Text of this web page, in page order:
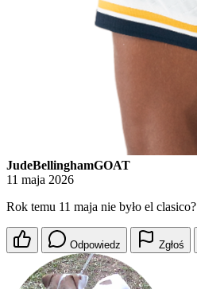
JudeBellinghamGOAT
11 maja 2026
Rok temu 11 maja nie było el clasico?
Odpowiedz Zgłoś